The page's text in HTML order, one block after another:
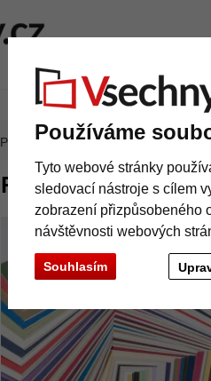
Používáme
Tyto webové stránky
sledovací nástroje s cílem
zobrazení přizpůsobeného
návštěvnosti webových
Souhlasím
Značky Rámy na míru
Přepravní náklady
Pasparta WhiteCore 1,6 mm s
Pasparta